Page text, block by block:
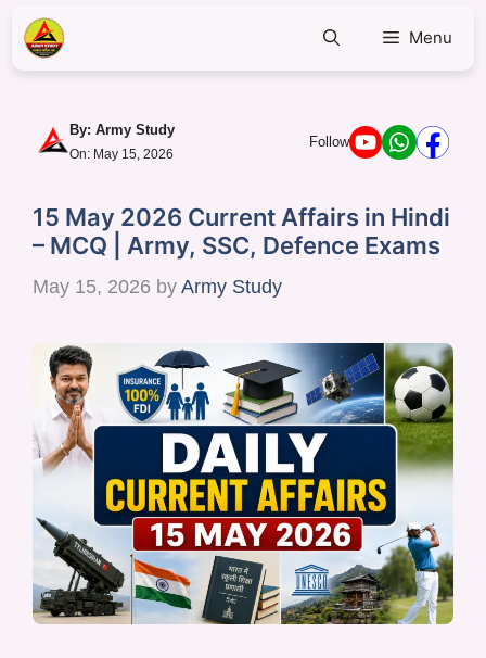
Menu
By: Army Study
On: May 15, 2026
Follow
15 May 2026 Current Affairs in Hindi
– MCQ | Army, SSC, Defence Exams
May 15, 2026 by Army Study